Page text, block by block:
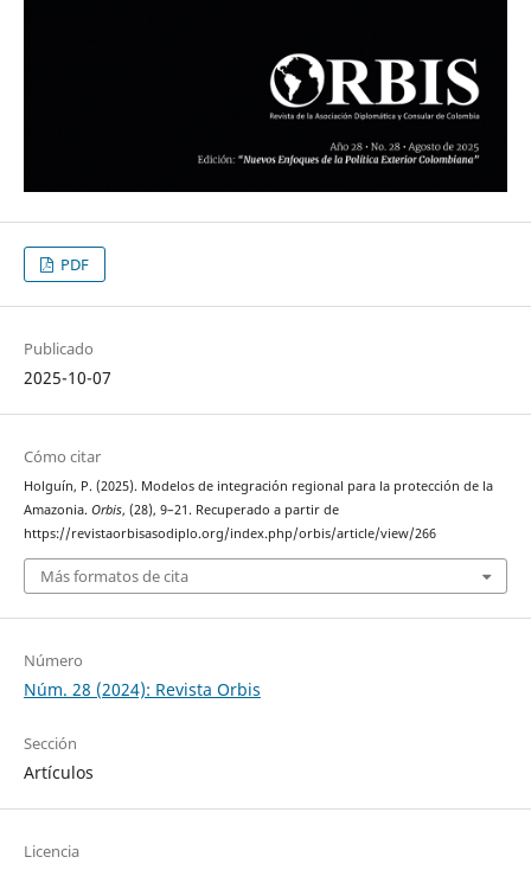
PDF
Publicado
2025-10-07
Cómo citar
Holguín, P. (2025). Modelos de integración regional para la protección de la
Amazonia. Orbis, (28), 9–21. Recuperado a partir de
https://revistaorbisasodiplo.org/index.php/orbis/article/view/266
Más formatos de cita
Número
Núm. 28 (2024): Revista Orbis
Sección
Artículos
Licencia